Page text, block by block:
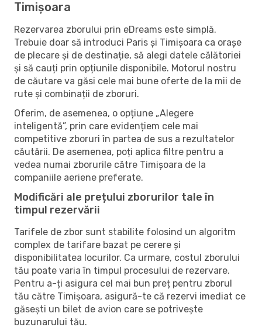
Timișoara
Rezervarea zborului prin eDreams este simplă.
Trebuie doar să introduci Paris și Timișoara ca orașe
de plecare și de destinație, să alegi datele călătoriei
și să cauți prin opțiunile disponibile. Motorul nostru
de căutare va găsi cele mai bune oferte de la mii de
rute și combinații de zboruri.
Oferim, de asemenea, o opțiune „Alegere
inteligentă”, prin care evidențiem cele mai
competitive zboruri în partea de sus a rezultatelor
căutării. De asemenea, poți aplica filtre pentru a
vedea numai zborurile către Timișoara de la
companiile aeriene preferate.
Modificări ale prețului zborurilor tale în
timpul rezervării
Tarifele de zbor sunt stabilite folosind un algoritm
complex de tarifare bazat pe cerere și
disponibilitatea locurilor. Ca urmare, costul zborului
tău poate varia în timpul procesului de rezervare.
Pentru a-ți asigura cel mai bun preț pentru zborul
tău către Timișoara, asigură-te că rezervi imediat ce
găsești un bilet de avion care se potrivește
buzunarului tău.